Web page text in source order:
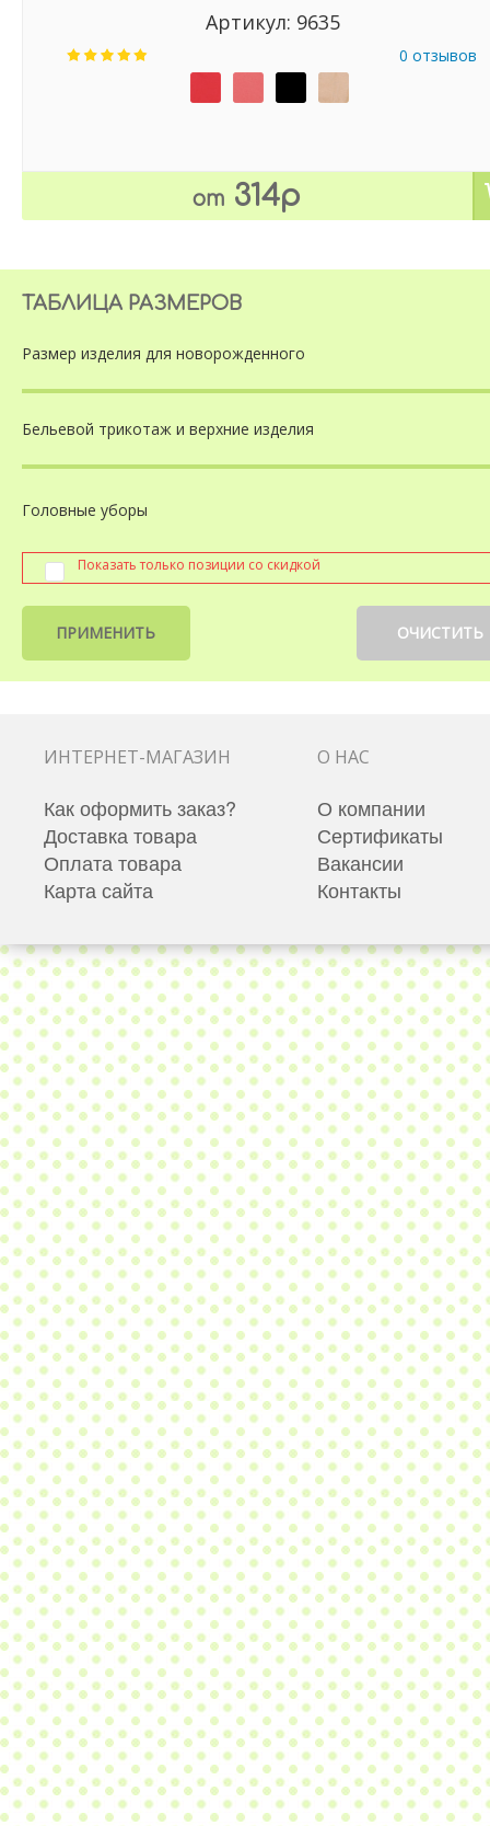
Артикул: 9635
0 отзывов
от 314р
ТАБЛИЦА РАЗМЕРОВ
Размер изделия для новорожденного
Бельевой трикотаж и верхние изделия
Головные уборы
Показать только позиции со скидкой
ПРИМЕНИТЬ ОЧИСТИТЬ
ИНТЕРНЕТ-МАГАЗИН
Как оформить заказ?
Доставка товара
Оплата товара
Карта сайта
О НАС
О компании
Сертификаты
Вакансии
Контакты